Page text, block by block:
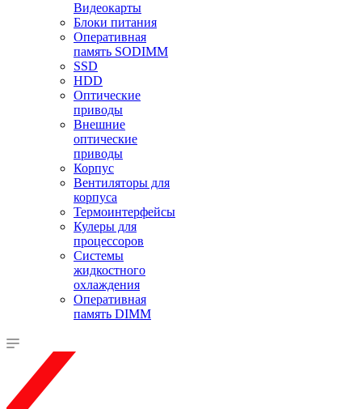
Видеокарты
Блоки питания
Оперативная
память SODIMM
SSD
HDD
Оптические
приводы
Внешние
оптические
приводы
Корпус
Вентиляторы для
корпуса
Термоинтерфейсы
Кулеры для
процессоров
Системы
жидкостного
охлаждения
Оперативная
память DIMM